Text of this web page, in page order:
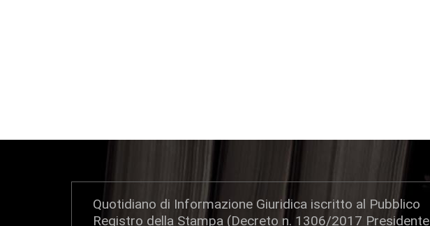
Quotidiano di Informazione Giuridica iscritto al Pubblico
Registro della Stampa (Decreto n. 1306/2017 Presidente